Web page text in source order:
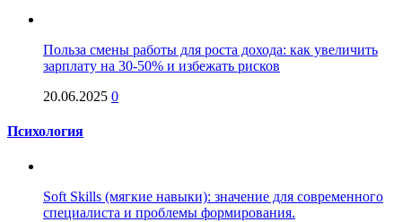
Польза смены работы для роста дохода: как увеличить
зарплату на 30-50% и избежать рисков
20.06.2025 0
Психология
Soft Skills (мягкие навыки): значение для современного
специалиста и проблемы формирования.